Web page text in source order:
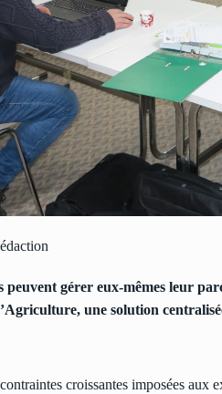
peuvent gérer eux-mêmes leur
une solution
croissantes imposées